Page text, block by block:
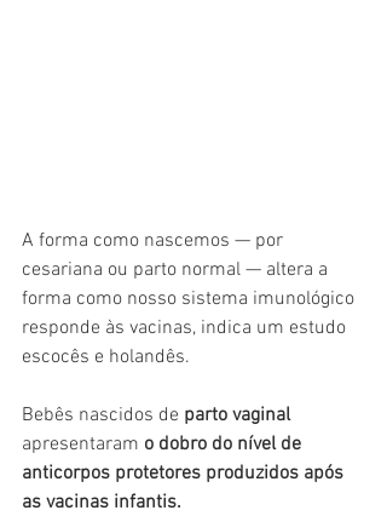
A forma como nascemos — por
cesariana ou parto normal — altera a
forma como nosso sistema imunológico
responde às vacinas, indica um estudo
escocês e holandês.
Bebês nascidos de parto vaginal
apresentaram o dobro do nível de
anticorpos protetores produzidos após
as vacinas infantis.